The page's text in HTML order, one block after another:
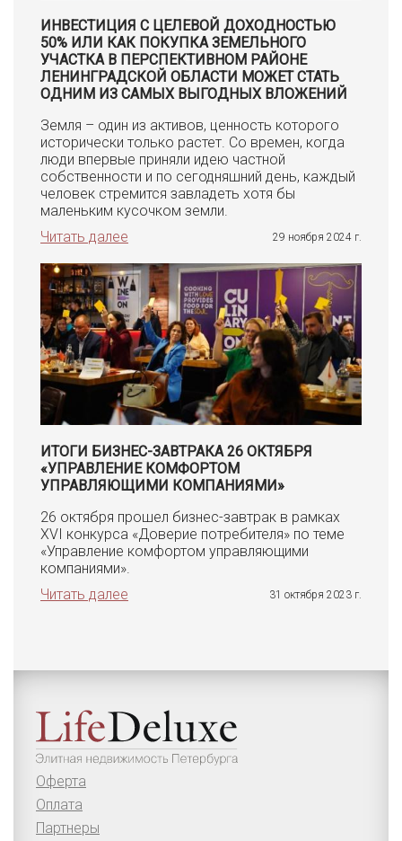
ИНВЕСТИЦИЯ С ЦЕЛЕВОЙ ДОХОДНОСТЬЮ
50% ИЛИ КАК ПОКУПКА ЗЕМЕЛЬНОГО
УЧАСТКА В ПЕРСПЕКТИВНОМ РАЙОНЕ
ЛЕНИНГРАДСКОЙ ОБЛАСТИ МОЖЕТ СТАТЬ
ОДНИМ ИЗ САМЫХ ВЫГОДНЫХ ВЛОЖЕНИЙ
Земля – один из активов, ценность которого
исторически только растет. Со времен, когда
люди впервые приняли идею частной
собственности и по сегодняшний день, каждый
человек стремится завладеть хотя бы
маленьким кусочком земли.
Читать далее
29 ноября 2024 г.
ИТОГИ БИЗНЕС-ЗАВТРАКА 26 ОКТЯБРЯ
«УПРАВЛЕНИЕ КОМФОРТОМ
УПРАВЛЯЮЩИМИ КОМПАНИЯМИ»
26 октября прошел бизнес-завтрак в рамках
XVI конкурса «Доверие потребителя» по теме
«Управление комфортом управляющими
компаниями».
Читать далее
31 октября 2023 г.
Оферта
Оплата
Партнеры